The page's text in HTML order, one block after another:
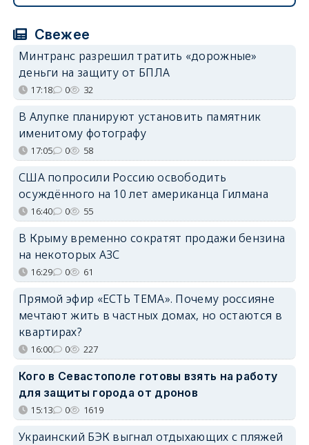
Свежее
Минтранс разрешил тратить «дорожные»
деньги на защиту от БПЛА
17:18 0 32
В Алупке планируют установить памятник
именитому фотографу
17:05 0 58
США попросили Россию освободить
осуждённого на 10 лет американца Гилмана
16:40 0 55
В Крыму временно сократят продажи бензина
на некоторых АЗС
16:29 0 61
Прямой эфир «ЕСТЬ ТЕМА». Почему россияне
мечтают жить в частных домах, но остаются в
квартирах?
16:00 0 227
Кого в Севастополе готовы взять на работу
для защиты города от дронов
15:13 0 1619
Украинский БЭК выгнал отдыхающих с пляжей